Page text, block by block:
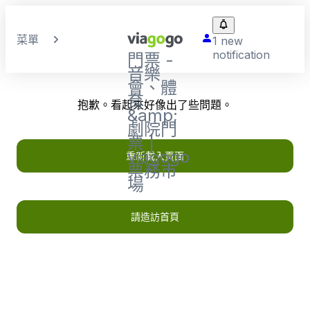
菜單
門票 -
音樂
會、體
育
&amp;
劇院門
票 |
viagogo
票務市
場
1 new
notification
抱歉。看起來好像出了些問題。
重新載入頁面
請造訪首頁